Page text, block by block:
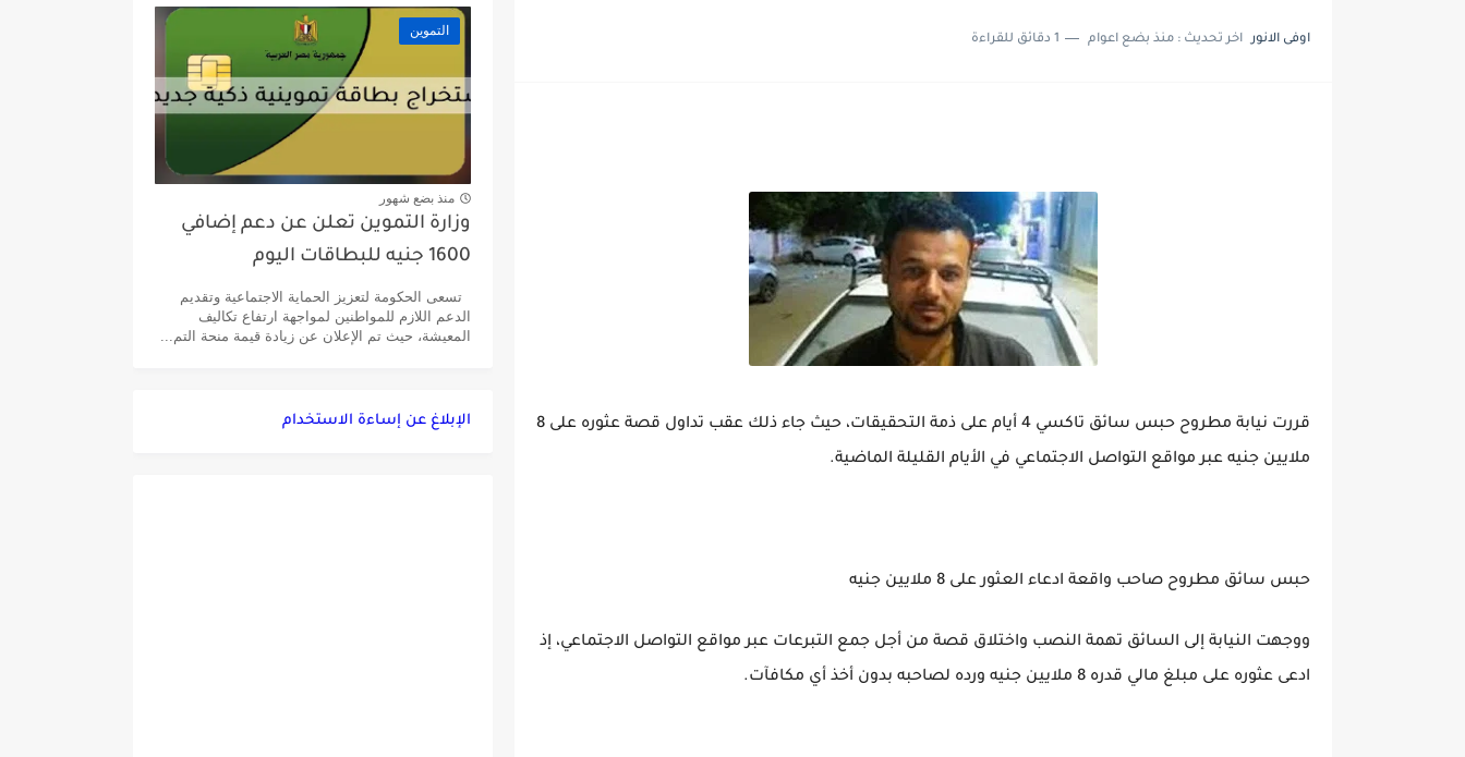
اوفى الانور اخر تحديث : منذ بضع اعوام 1 دقائق للقراءة
قررت نيابة مطروح حبس سائق تاكسي 4 أيام على ذمة التحقيقات، حيث جاء ذلك عقب تداول قصة عثوره على 8
ملايين جنيه عبر مواقع التواصل الاجتماعي في الأيام القليلة الماضية.
حبس سائق مطروح صاحب واقعة ادعاء العثور على 8 ملايين جنيه
ووجهت النيابة إلى السائق تهمة النصب واختلاق قصة من أجل جمع التبرعات عبر مواقع التواصل الاجتماعي، إذ
ادعى عثوره على مبلغ مالي قدره 8 ملايين جنيه ورده لصاحبه بدون أخذ أي مكافآت.
التموين
منذ بضع شهور
وزارة التموين تعلن عن دعم إضافي
1600 جنيه للبطاقات اليوم
تسعى الحكومة لتعزيز الحماية الاجتماعية وتقديم
الدعم اللازم للمواطنين لمواجهة ارتفاع تكاليف
المعيشة، حيث تم الإعلان عن زيادة قيمة منحة التم...
الإبلاغ عن إساءة الاستخدام